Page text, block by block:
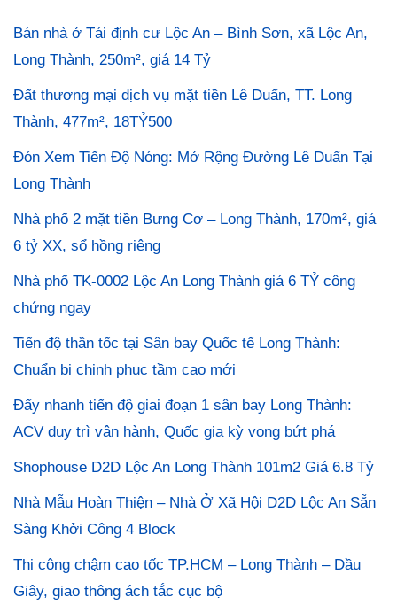
Bán nhà ở Tái định cư Lộc An – Bình Sơn, xã Lộc An,
Long Thành, 250m², giá 14 Tỷ
Đất thương mại dịch vụ mặt tiền Lê Duẩn, TT. Long
Thành, 477m², 18TỶ500
Đón Xem Tiến Độ Nóng: Mở Rộng Đường Lê Duẩn Tại
Long Thành
Nhà phố 2 mặt tiền Bưng Cơ – Long Thành, 170m², giá
6 tỷ XX, sổ hồng riêng
Nhà phố TK-0002 Lộc An Long Thành giá 6 TỶ công
chứng ngay
Tiến độ thần tốc tại Sân bay Quốc tế Long Thành:
Chuẩn bị chinh phục tầm cao mới
Đẩy nhanh tiến độ giai đoạn 1 sân bay Long Thành:
ACV duy trì vận hành, Quốc gia kỳ vọng bứt phá
Shophouse D2D Lộc An Long Thành 101m2 Giá 6.8 Tỷ
Nhà Mẫu Hoàn Thiện – Nhà Ở Xã Hội D2D Lộc An Sẵn
Sàng Khởi Công 4 Block
Thi công chậm cao tốc TP.HCM – Long Thành – Dầu
Giây, giao thông ách tắc cục bộ